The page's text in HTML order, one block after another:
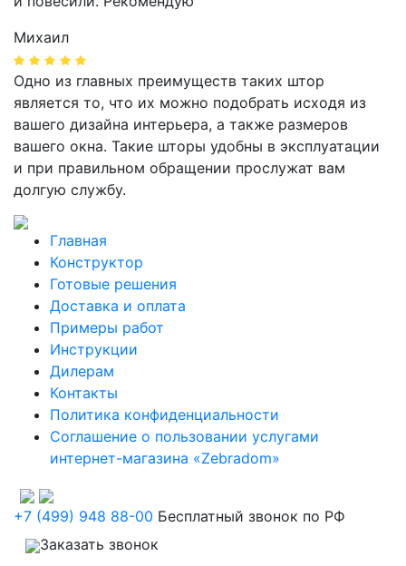
Михаил
Одно из главных преимуществ таких штор
является то, что их можно подобрать исходя из
вашего дизайна интерьера, а также размеров
вашего окна. Такие шторы удобны в эксплуатации
и при правильном обращении прослужат вам
долгую службу.
Главная
Конструктор
Готовые решения
Доставка и оплата
Примеры работ
Инструкции
Дилерам
Контакты
Политика конфиденциальности
Соглашение о пользовании услугами
интернет-магазина «Zebradom»
+7 (499) 948 88-00 Бесплатный звонок по РФ
Заказать звонок